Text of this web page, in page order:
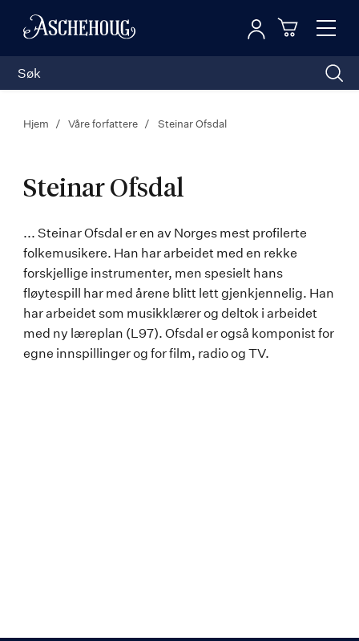
Toggle
Logg inn
Hjem Våre forfattere Steinar Ofsdal
Steinar Ofsdal
Steinar
Ofsdal
... Steinar Ofsdal er en av Norges mest profilerte
folkemusikere. Han har arbeidet med en rekke
forskjellige instrumenter, men spesielt hans
fløytespill har med årene blitt lett gjenkjennelig. Han
har arbeidet som musikklærer og deltok i arbeidet
med ny læreplan (L97). Ofsdal er også komponist for
egne innspillinger og for film, radio og TV.